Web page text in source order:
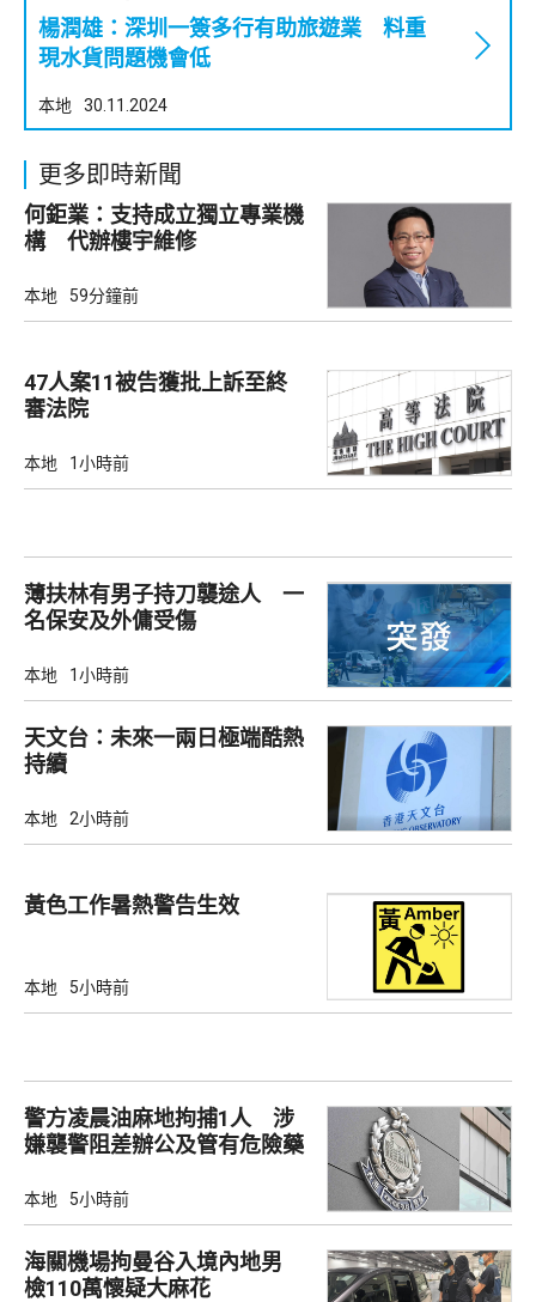
楊潤雄：深圳一簽多行有助旅遊業 料重
現水貨問題機會低
本地 30.11.2024
更多即時新聞
何鉅業：支持成立獨立專業機
構 代辦樓宇維修
本地 59分鐘前
47人案11被告獲批上訴至終
審法院
本地 1小時前
薄扶林有男子持刀襲途人 一
名保安及外傭受傷
本地 1小時前
天文台：未來一兩日極端酷熱
持續
本地 2小時前
黃色工作暑熱警告生效
本地 5小時前
警方凌晨油麻地拘捕1人 涉
嫌襲警阻差辦公及管有危險藥
本地 5小時前
海關機場拘曼谷入境內地男
檢110萬懷疑大麻花